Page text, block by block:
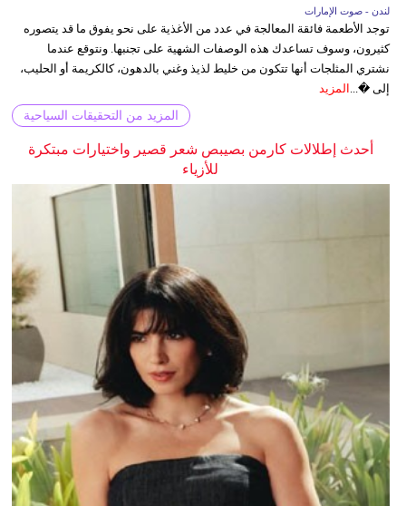
لندن - صوت الإمارات
توجد الأطعمة فائقة المعالجة في عدد من الأغذية على نحو يفوق ما قد يتصوره
كثيرون، وسوف تساعدك هذه الوصفات الشهية على تجنبها. ونتوقع عندما
نشتري المثلجات أنها تتكون من خليط لذيذ وغني بالدهون، كالكريمة أو الحليب،
إلى �... المزيد
المزيد من التحقيقات السياحية
أحدث إطلالات كارمن بصيبص شعر قصير واختيارات مبتكرة
للأزياء